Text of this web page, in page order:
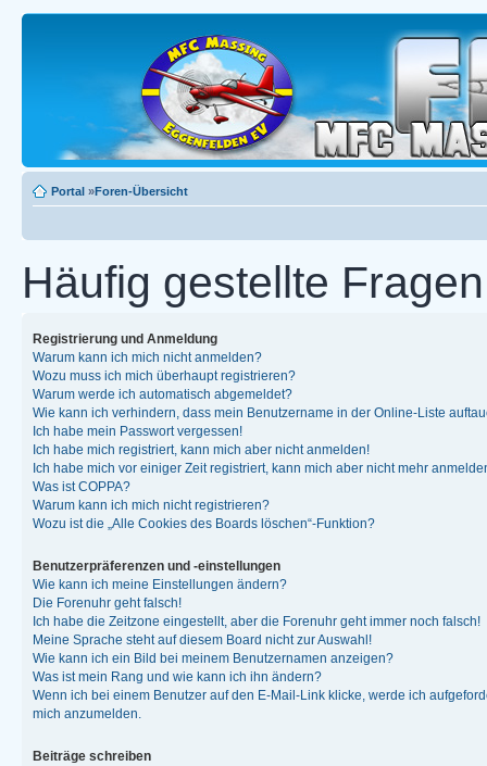
Portal »Foren-Übersicht
Häufig gestellte Fragen
Registrierung und Anmeldung
Warum kann ich mich nicht anmelden?
Wozu muss ich mich überhaupt registrieren?
Warum werde ich automatisch abgemeldet?
Wie kann ich verhindern, dass mein Benutzername in der Online-Liste
Ich habe mein Passwort vergessen!
Ich habe mich registriert, kann mich aber nicht anmelden!
Ich habe mich vor einiger Zeit registriert, kann mich aber nicht mehr
Was ist COPPA?
Warum kann ich mich nicht registrieren?
Wozu ist die „Alle Cookies des Boards löschen“-Funktion?
Benutzerpräferenzen und -einstellungen
Wie kann ich meine Einstellungen ändern?
Die Forenuhr geht falsch!
Ich habe die Zeitzone eingestellt, aber die Forenuhr geht immer noch falsch!
Meine Sprache steht auf diesem Board nicht zur Auswahl!
Wie kann ich ein Bild bei meinem Benutzernamen anzeigen?
Was ist mein Rang und wie kann ich ihn ändern?
Wenn ich bei einem Benutzer auf den E-Mail-Link klicke, werde ich
mich anzumelden.
Beiträge schreiben